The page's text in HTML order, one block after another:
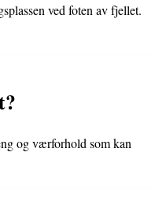
ved foten av fjellet.
og værforhold som kan